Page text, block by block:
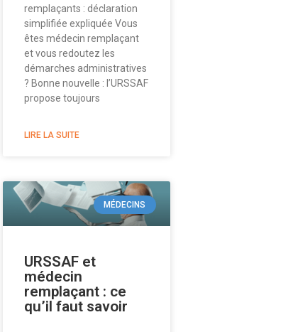
remplaçants : déclaration
simplifiée expliquée Vous
êtes médecin remplaçant
et vous redoutez les
démarches administratives
? Bonne nouvelle : l’URSSAF
propose toujours
LIRE LA SUITE
MÉDECINS
URSSAF et
médecin
remplaçant : ce
qu’il faut savoir